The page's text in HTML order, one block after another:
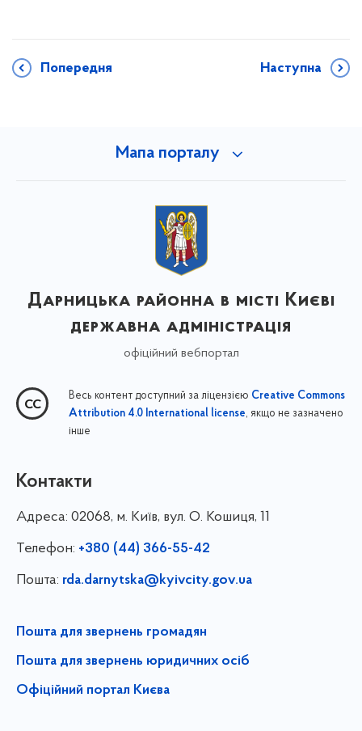
Попередня Наступна
Мапа порталу
Дарницька районна в місті Києві
державна адміністрація
офіційний вебпортал
Весь контент доступний за ліцензією Creative Commons
Attribution 4.0 International license, якщо не зазначено
інше
Контакти
Адреса: 02068, м. Київ, вул. О. Кошиця, 11
Телефон: +380 (44) 366-55-42
Пошта: rda.darnytska@kyivcity.gov.ua
Пошта для звернень громадян
Пошта для звернень юридичних осіб
Офіційний портал Києва